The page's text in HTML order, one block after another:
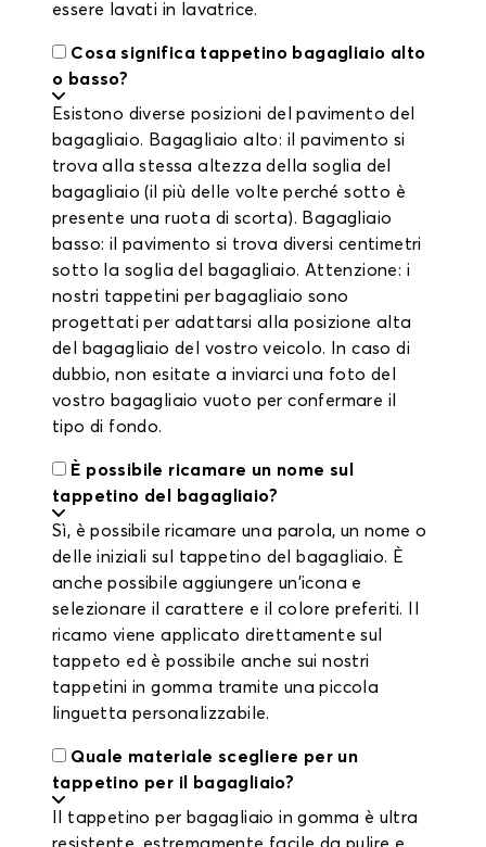
essere lavati in lavatrice.
Cosa significa tappetino bagagliaio alto
o basso?
Esistono diverse posizioni del pavimento del
bagagliaio. Bagagliaio alto: il pavimento si
trova alla stessa altezza della soglia del
bagagliaio (il più delle volte perché sotto è
presente una ruota di scorta). Bagagliaio
basso: il pavimento si trova diversi centimetri
sotto la soglia del bagagliaio. Attenzione: i
nostri tappetini per bagagliaio sono
progettati per adattarsi alla posizione alta
del bagagliaio del vostro veicolo. In caso di
dubbio, non esitate a inviarci una foto del
vostro bagagliaio vuoto per confermare il
tipo di fondo.
È possibile ricamare un nome sul
tappetino del bagagliaio?
Sì, è possibile ricamare una parola, un nome o
delle iniziali sul tappetino del bagagliaio. È
anche possibile aggiungere un'icona e
selezionare il carattere e il colore preferiti. Il
ricamo viene applicato direttamente sul
tappeto ed è possibile anche sui nostri
tappetini in gomma tramite una piccola
linguetta personalizzabile.
Quale materiale scegliere per un
tappetino per il bagagliaio?
Il tappetino per bagagliaio in gomma è ultra